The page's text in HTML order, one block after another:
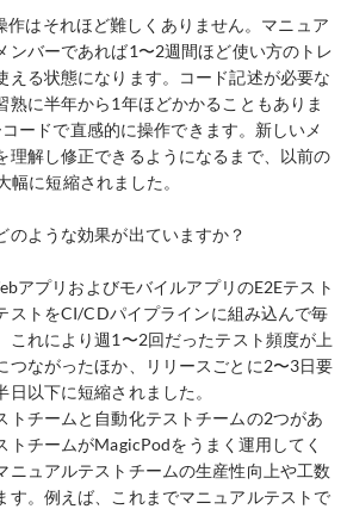
作はそれほど難しくありません。マニュア
ンバーであれば1〜2週間ほど使い方のトレ
える状態になります。コード記述が必要な
熟に半年から1年ほどかかることもありま
ードで直感的に操作できます。新しいメ
理解し修正できるようになるまで、以前の
幅に短縮されました。
のような効果が出ていますか？
アプリおよびモバイルアプリのE2Eテスト
ストをCI/CDパイプラインに組み込んで毎
これにより週1〜2回だったテスト頻度が上
つながったほか、リリースごとに2〜3日要
以下に短縮されました。
トチームと自動化テストチームの2つがあ
トチームがMagicPodをうまく運用してく
ニュアルテストチームの生産性向上や工数
す。例えば、これまでマニュアルテストで